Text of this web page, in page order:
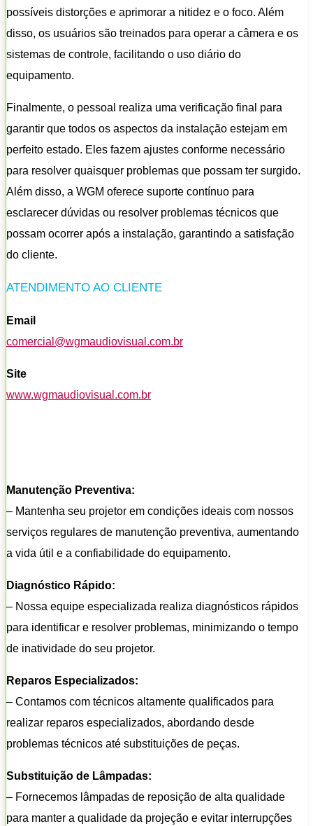
possíveis distorções e aprimorar a nitidez e o foco. Além
disso, os usuários são treinados para operar a câmera e os
sistemas de controle, facilitando o uso diário do
equipamento.
Finalmente, o pessoal realiza uma verificação final para
garantir que todos os aspectos da instalação estejam em
perfeito estado. Eles fazem ajustes conforme necessário
para resolver quaisquer problemas que possam ter surgido.
Além disso, a WGM oferece suporte contínuo para
esclarecer dúvidas ou resolver problemas técnicos que
possam ocorrer após a instalação, garantindo a satisfação
do cliente.
ATENDIMENTO AO CLIENTE
Email
comercial@wgmaudiovisual.com.br
Site
www.wgmaudiovisual.com.br
Manutenção Preventiva:
– Mantenha seu projetor em condições ideais com nossos
serviços regulares de manutenção preventiva, aumentando
a vida útil e a confiabilidade do equipamento.
Diagnóstico Rápido:
– Nossa equipe especializada realiza diagnósticos rápidos
para identificar e resolver problemas, minimizando o tempo
de inatividade do seu projetor.
Reparos Especializados:
– Contamos com técnicos altamente qualificados para
realizar reparos especializados, abordando desde
problemas técnicos até substituições de peças.
Substituição de Lâmpadas:
– Fornecemos lâmpadas de reposição de alta qualidade
para manter a qualidade da projeção e evitar interrupções